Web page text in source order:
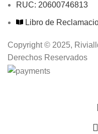
RUC: 20600746813
Libro de
Copyright © 2025,
Derechos Reservados